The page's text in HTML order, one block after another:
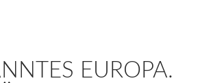
EUROPA.